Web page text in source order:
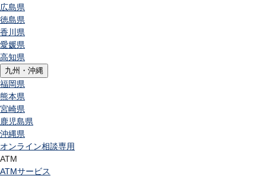
広島県
徳島県
香川県
愛媛県
高知県
九州・沖縄
福岡県
熊本県
宮崎県
鹿児島県
沖縄県
オンライン相談専用
ATM
ATMサービス